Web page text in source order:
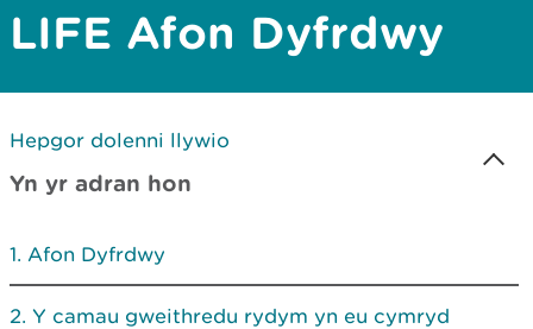
LIFE Afon Dyfrdwy
Hepgor dolenni llywio
Yn yr adran hon
Afon Dyfrdwy
Y camau gweithredu rydym yn eu cymryd